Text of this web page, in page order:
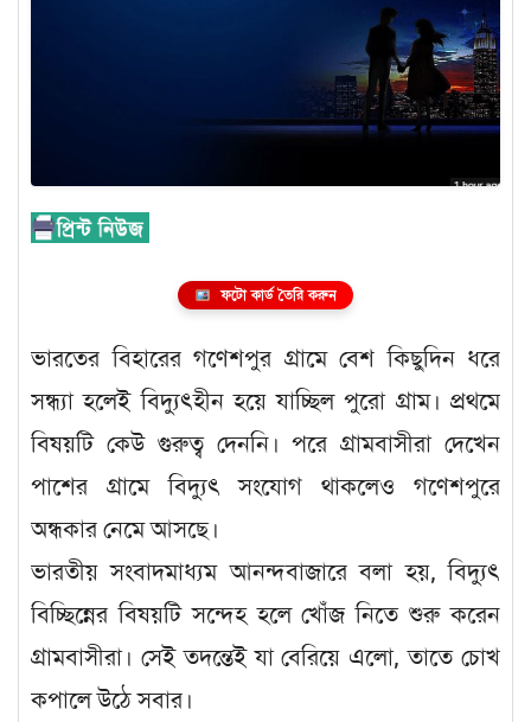
ফটো কার্ড তৈরি করুন
ভারতের বিহারের গণেশপুর গ্রামে বেশ কিছুদিন ধরে
সন্ধ্যা হলেই বিদ্যুৎহীন হয়ে যাচ্ছিল পুরো গ্রাম। প্রথমে
বিষয়টি কেউ গুরুত্ব দেননি। পরে গ্রামবাসীরা দেখেন
পাশের গ্রামে বিদ্যুৎ সংযোগ থাকলেও গণেশপুরে
অন্ধকার নেমে আসছে।
ভারতীয় সংবাদমাধ্যম আনন্দবাজারে বলা হয়, বিদ্যুৎ
বিচ্ছিন্নের বিষয়টি সন্দেহ হলে খোঁজ নিতে শুরু করেন
গ্রামবাসীরা। সেই তদন্তেই যা বেরিয়ে এলো, তাতে চোখ
কপালে উঠে সবার।